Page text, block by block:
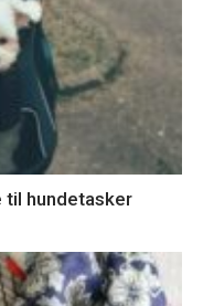
til hundetasker